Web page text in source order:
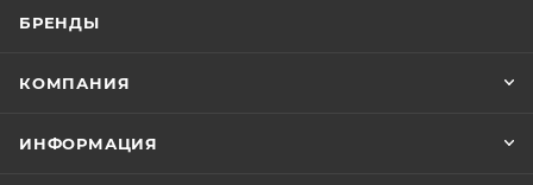
БРЕНДЫ
КОМПАНИЯ
ИНФОРМАЦИЯ